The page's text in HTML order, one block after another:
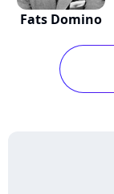
Fats Domino